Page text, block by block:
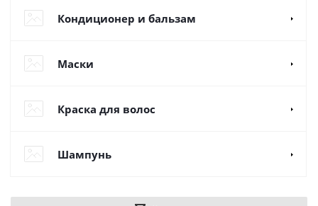
Кондиционер и бальзам
Маски
Краска для волос
Шампунь